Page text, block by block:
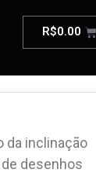
R$0.00
da inclinação
desenhos